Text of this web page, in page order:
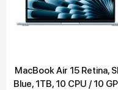
MacBook Air 15 Retina,
Blue, 1TB, 10 CPU / 10